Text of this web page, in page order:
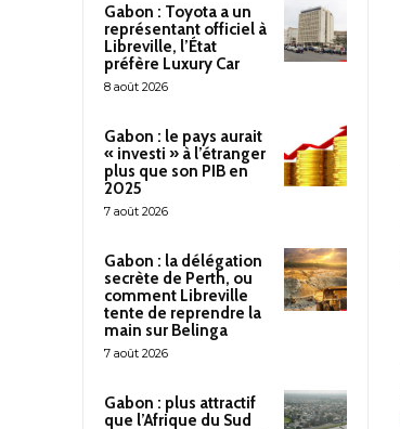
Gabon : Toyota a un
représentant officiel à
Libreville, l’État
préfère Luxury Car
8 août 2026
Gabon : le pays aurait
« investi » à l’étranger
plus que son PIB en
2025
7 août 2026
Gabon : la délégation
secrète de Perth, ou
comment Libreville
tente de reprendre la
main sur Belinga
7 août 2026
Gabon : plus attractif
que l’Afrique du Sud